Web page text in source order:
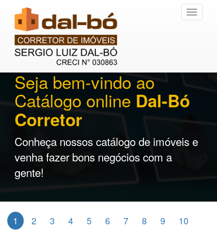
Toggle
Seja bem-vindo ao
Catálogo online Dal-Bó
Corretor
Conheça nossos catálogo de imóveis e
venha fazer bons negócios com a
gente!
1 2 3 4 5 6 7 8 9
10